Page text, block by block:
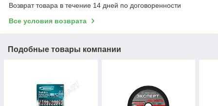
Возврат товара в течение 14 дней по договоренности
Все условия возврата
Подобные товары компании